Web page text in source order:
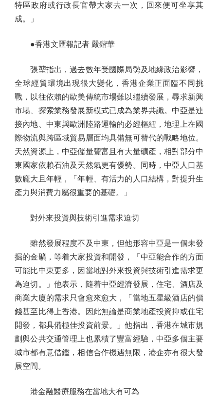
特區政府或行政長官帶大家去一次，回來便可坐享其
成。」
●香港文匯報記者 嚴鍇華
張堃指出，過去數年受國際局勢及地緣政治影響，
全球經貿環境出現很大變化，香港企業正面臨不同挑
戰，以往依賴的歐美傳統市場難以繼續發展，尋求新興
市場、探索業務發展新模式已成為業界共識。中亞是連
接內地、中東與歐洲陸路運輸的必經樞紐，地理上在國
際物流與跨區域貿易層面均具備無可替代的戰略地位。
天然資源上，中亞儲量豐富且有大量礦產，相對部分中
東國家依賴石油及天然氣更有優勢。同時，中亞人口基
數龐大且年輕，「年輕、有活力的人口結構，對提升生
產力與消費力屬很重要的基礎。」
對外來投資與技術引進需求迫切
雖然發展程度不及中東，但他形容中亞是一個未發
掘的金礦，等着大家投資和開發，「中亞能合作的方面
可能比中東更多，因當地對外來投資與技術引進需求更
為迫切。」他表示，隨着中亞經濟發展，住宅、酒店及
商業大廈的需求只會愈來愈大，「當地五星級酒店的價
錢甚至比得上香港。因此無論是商業地產投資抑或住宅
開發，都具備極佳投資前景。」他指出，香港在城市規
劃與公共交通管理上也累積了豐富經驗，中亞多個主要
城市都有意借鑑，相信合作機遇無限，港企亦有很大發
展空間。
港金融醫療服務在當地大有可為